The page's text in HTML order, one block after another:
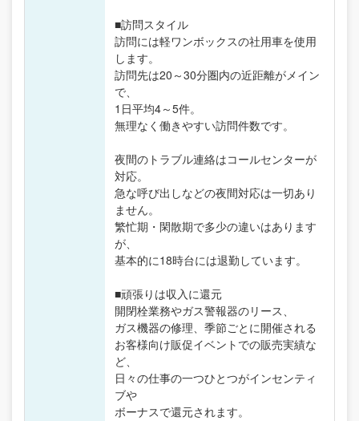
■訪問スタイル
訪問には軽ワンボックスの社用車を使用
します。
訪問先は20～30分圏内の近距離がメイン
で、
1日平均4～5件。
無理なく働きやすい訪問件数です。
夜間のトラブル連絡はコールセンターが
対応。
急な呼び出しなどの夜間対応は一切あり
ません。
繁忙期・閑散期で多少の違いはあります
が、
基本的に18時台には退勤しています。
■頑張りは収入に還元
開閉栓業務やガス警報器のリース、
ガス機器の修理、季節ごとに開催される
お客様向け販促イベントでの販売実績な
ど、
日々の仕事の一つひとつがインセンティ
ブや
ボーナスで還元されます。